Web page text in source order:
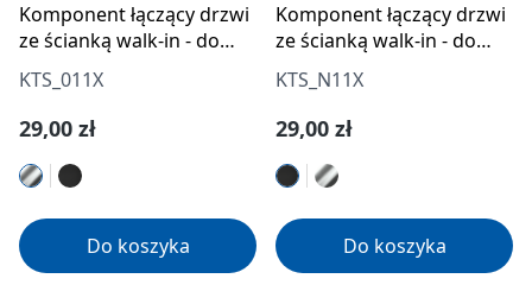
Komponent łączący drzwi
ze ścianką walk-in - do
zabudowy wnęki
KTS_011X
Cena regularna:
29,00 zł
Do koszyka
Komponent łączący drzwi
ze ścianką walk-in - do
zabudowy wnęki
KTS_N11X
Cena regularna:
29,00 zł
Do koszyka